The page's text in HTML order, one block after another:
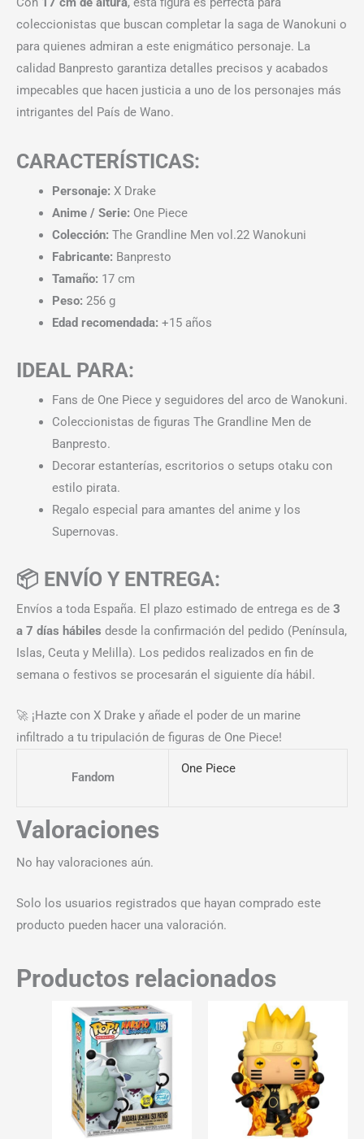
coleccionistas que buscan completar la saga de Wanokuni o
para quienes admiran a este enigmático personaje. La
calidad Banpresto garantiza detalles precisos y acabados
impecables que hacen justicia a uno de los personajes más
intrigantes del País de Wano.
CARACTERÍSTICAS:
Personaje: X Drake
Anime / Serie: One Piece
Colección: The Grandline Men vol.22 Wanokuni
Fabricante: Banpresto
Tamaño: 17 cm
Peso: 256 g
Edad recomendada: +15 años
IDEAL PARA:
Fans de One Piece y seguidores del arco de Wanokuni.
Coleccionistas de figuras The Grandline Men de
Banpresto.
Decorar estanterías, escritorios o setups otaku con
estilo pirata.
Regalo especial para amantes del anime y los
Supernovas.
📦 ENVÍO Y ENTREGA:
Envíos a toda España. El plazo estimado de entrega es de 3
a 7 días hábiles desde la confirmación del pedido (Península,
Islas, Ceuta y Melilla). Los pedidos realizados en fin de
semana o festivos se procesarán el siguiente día hábil.
🚀 ¡Hazte con X Drake y añade el poder de un marine
infiltrado a tu tripulación de figuras de One Piece!
Fandom
One Piece
Valoraciones
No hay valoraciones aún.
Solo los usuarios registrados que hayan comprado este
producto pueden hacer una valoración.
Productos relacionados